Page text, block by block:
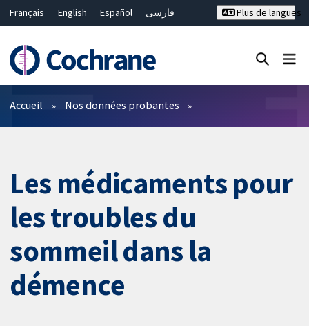
Français English Español
فارسی
Bahasa Malaysia
ไทย
繁體中文
简体中文
Plus de langues
Filtres
Accueil Nos données probantes
Les médicaments pour
les troubles du
sommeil dans la
démence